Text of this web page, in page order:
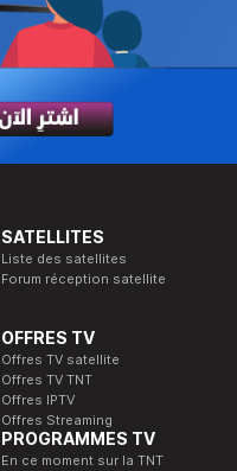
SATELLITES
Liste des satellites
Forum réception satellite
OFFRES TV
Offres TV satellite
Offres TV TNT
Offres IPTV
Offres Streaming
PROGRAMMES TV
En ce moment sur la TNT